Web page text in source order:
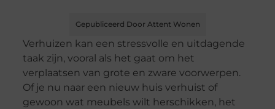
Gepubliceerd Door Attent Wonen
Verhuizen kan een stressvolle en uitdagende
taak zijn, vooral als het gaat om het
verplaatsen van grote en zware voorwerpen.
Of je nu naar een nieuw huis verhuist of
gewoon wat meubels wilt herschikken, het